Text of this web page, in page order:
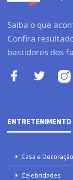
Saiba o que
Confira
bastidores dos
ENTRETENIMENTO
Casa e Decoração
Celebridades